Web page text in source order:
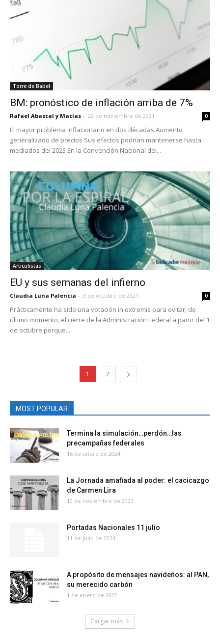
Torre de Babel
BM: pronóstico de inflación arriba de 7%
Rafael Abascal y Macías - 22 de noviembre de 2021 0
El mayor problema inflacionario en dos décadas Aumento
generalizado de precios Sus efectos podrían mantenerse hasta
mediados del 2023 En la Convención Nacional del...
Articulistas
EU y sus semanas del infierno
Claudia Luna Palencia - 3 de octubre de 2021 0
Prácticamente ha sido una votación in extremis para evitar, de
último momento, el cierre de la Administración Federal a partir del 1
de octubre porque...
1 2
MOST POPULAR
Termina la simulación…perdón…las
precampañas federales
16 de enero de 2024
La Jornada amafiada al poder: el cacicazgo
de Carmen Lira
10 de noviembre de 2021
Portadas Nacionales 11 julio
11 de julio de 2024
A propósito de mensajes navideños: al PAN,
su merecido carbón
1 de enero de 2022
Cargar más